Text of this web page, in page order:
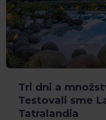
Tri dni a
Testovali sme
Tatralandia